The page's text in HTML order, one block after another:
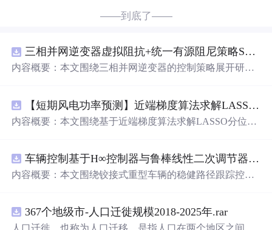
——到底了——
三相并网逆变器虚拟阻抗+统一有源阻尼策略SVPWM+SPWM调制仿真
内容概要：本文围绕三相并网逆变器的控制策略展开研
（正弦脉宽调制）两种调制方式在Simulink平台下的仿真建
模。通过引入虚拟阻抗改善系统输出阻抗特性，结合统一
量。研究涵盖了控制策略的设计、调制算法的实现、动态
响应分析及谐波抑制效果评估，同时 拓展涉及正负序分
离、中点电位平衡、DPWMA调制等关键技术，构建了完
用于从事电力电子、新能源发电、智能电网及相关领域的
研究生、科研人员和工程技术人员，特别是具备三相并网
【短期风电功率预测】近端梯度算法求解LASSO分位数回归-短期风电功率预测研究（Matlab
内容概要：本文围绕基于近端梯度算法求解LASSO分位数
分位数回归模型，深入剖析其数学原理，并引入近端梯度
算法进行高效优化求解，有效应对高维稀疏数据与异常值
的预测性能，结果表明其相较于传统方法具有更强的稳定
性和准确性。此外，文档还整合了电力系统、机器学习、
车辆控制基于H∞控制器与鲁棒线性二次调节器RLQR的铰接式重型车辆的稳健路径跟踪控制研究（Matlab
内容概要：本文围绕铰接式重型车辆的稳健路径跟踪控制
系统中存在的外部干扰与参数不确定性，设计H∞控制器以
增强系统的抗干扰能力，并结合RLQR优化控制性能，在
367个地级市-人口迁徙规模2018-2025年.rar
人口迁徙，也称为人口迁移，是指人口在两个地区之间的